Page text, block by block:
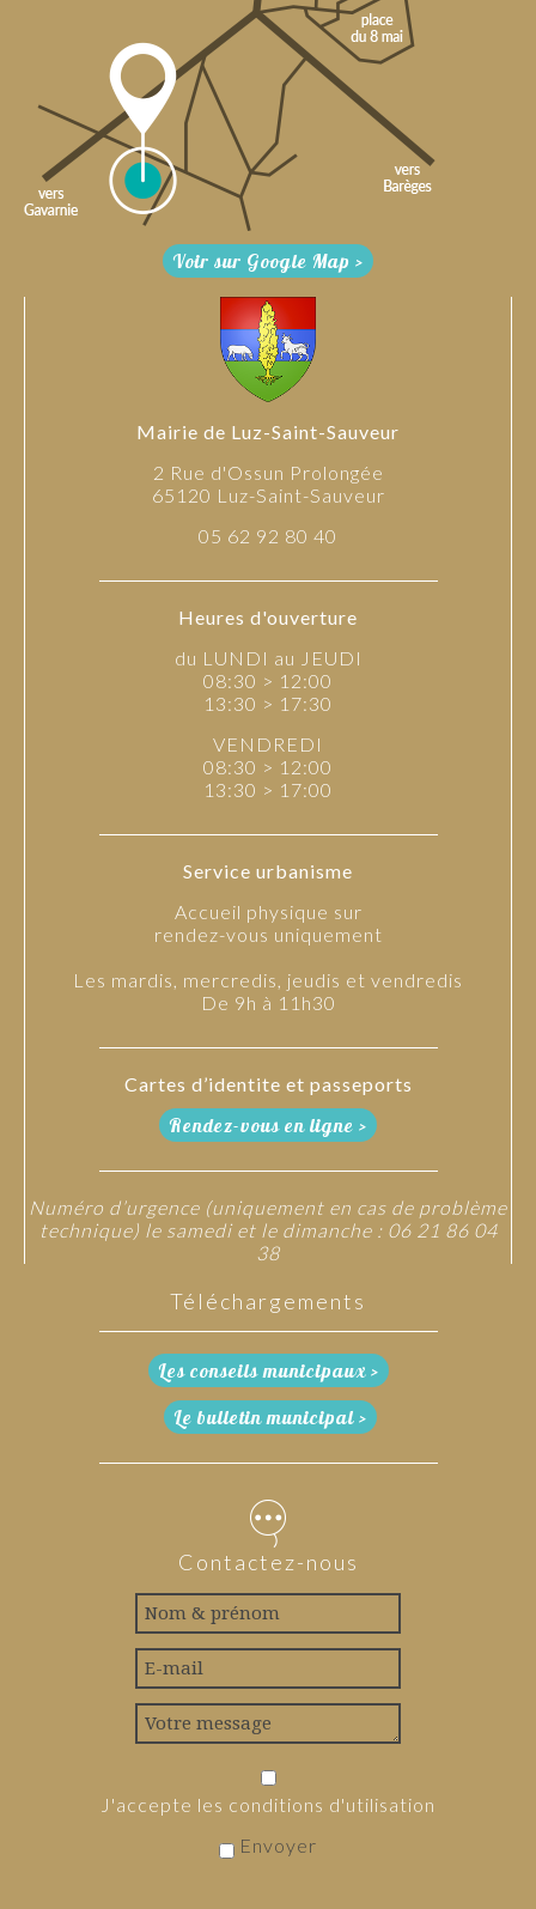
Voir sur Google Map >
Mairie de Luz-Saint-Sauveur
2 Rue d'Ossun Prolongée
65120 Luz-Saint-Sauveur
05 62 92 80 40
Heures d'ouverture
du LUNDI au JEUDI
08:30 > 12:00
13:30 > 17:30
VENDREDI
08:30 > 12:00
13:30 > 17:00
Service urbanisme
Accueil physique sur
rendez-vous uniquement
Les mardis, mercredis, jeudis et vendredis
De 9h à 11h30
Cartes d’identite et passeports
Rendez-vous en ligne >
Numéro d’urgence (uniquement en cas de problème
technique) le samedi et le dimanche : 06 21 86 04
38
Téléchargements
Les conseils municipaux >
Le bulletin municipal >
Contactez-nous
J'accepte les conditions d'utilisation
Envoyer